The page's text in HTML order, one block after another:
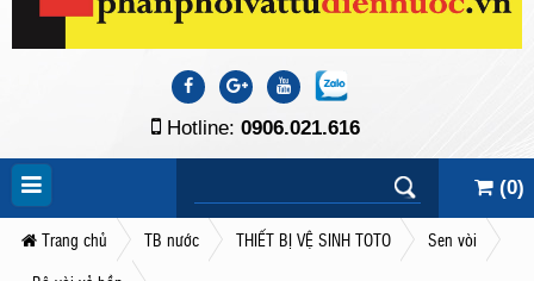
Hotline: 0906.021.616
(0)
Trang chủ TB nước THIẾT BỊ VỆ SINH TOTO
Sen vòi